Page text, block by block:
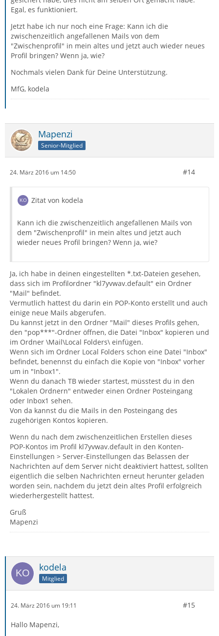
Egal, es funktioniert.
Jetzt habe ich nur noch eine Frage: Kann ich die
zwischenzeitlich angefallenen Mails von dem
"Zwischenprofil" in mein altes und jetzt auch wieder neues
Profil bringen? Wenn ja, wie?
Nochmals vielen Dank für Deine Unterstützung.
MfG, kodela
Mapenzi
Senior-Mitglied
24. März 2016 um 14:50 #14
Zitat von kodela
Kann ich die zwischenzeitlich angefallenen Mails von
dem "Zwischenprofil" in mein altes und jetzt auch
wieder neues Profil bringen? Wenn ja, wie?
Ja, ich habe in deinen eingestellten *.txt-Dateien gesehen,
dass sich im Profilordner "kl7yvwav.default" ein Ordner
"Mail" befindet.
Vermutlich hattest du darin ein POP-Konto erstellt und auch
einige neue Mails abgerufen.
Du kannst jetzt in den Ordner "Mail" dieses Profils gehen,
den "pop***"-Ordner öffnen, die Datei "Inbox" kopieren und
im Ordner \Mail\Local Folders\ einfügen.
Wenn sich im Ordner Local Folders schon eine Datei "Inbox"
befindet, benennst du einfach die Kopie von "Inbox" vorher
um in "Inbox1".
Wenn du danach TB wieder startest, müsstest du in den
"Lokalen Ordnern" entweder einen Ordner Posteingang
oder Inbox1 sehen.
Von da kannst du die Mails in den Posteingang des
zugehörigen Kontos kopieren.
Wenn du nach dem zwischenzeitlichen Erstellen dieses
POP-Kontos im Profil kl7yvwav.default in den Konten-
Einstellungen > Server-Einstellungen das Belassen der
Nachrichten auf dem Server nicht deaktiviert hattest, sollten
eigentlich die selben Nachrichten erneut herunter geladen
worden sein, nachdem du jetzt dein altes Profil erfolgreich
wiederhergestellt hattest.
Gruß
Mapenzi
kodela
Mitglied
24. März 2016 um 19:11 #15
Hallo Mapenzi,